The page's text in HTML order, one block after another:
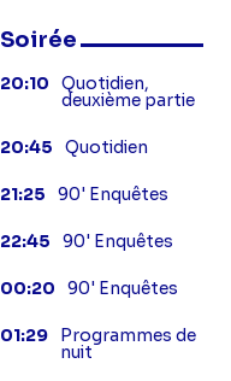
Soirée
20:10 Quotidien,
deuxième partie
20:45 Quotidien
21:25 90' Enquêtes
22:45 90' Enquêtes
00:20 90' Enquêtes
01:29 Programmes de
nuit